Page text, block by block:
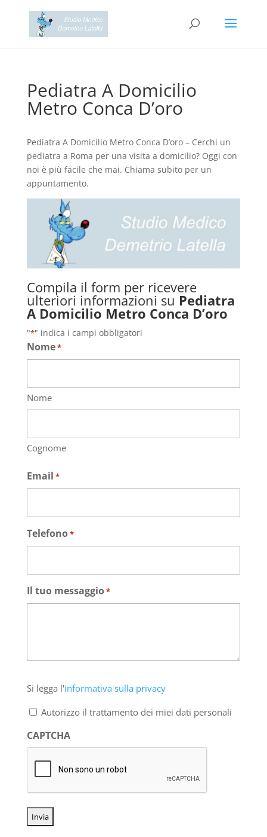
Pediatra A Domicilio
Metro Conca D’oro
Pediatra A Domicilio Metro Conca D’oro – Cerchi un
pediatra a Roma per una visita a domicilio? Oggi con
noi è più facile che mai. Chiama subito per un
appuntamento.
Compila il form per ricevere
ulteriori informazioni su Pediatra
A Domicilio Metro Conca D’oro
"*" indica i campi obbligatori
Nome*
Nome
Cognome
Email *
Telefono*
Il tuo messaggio*
legga
l'informativa
privacy
*
Si legga l'informativa sulla privacy
Autorizzo il trattamento dei miei dati personali
CAPTCHA